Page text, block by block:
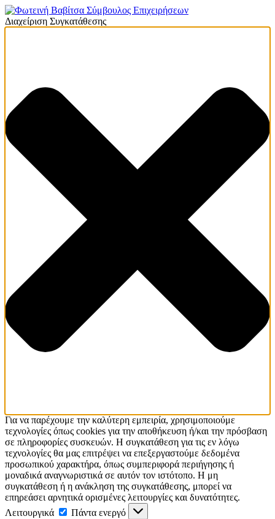
Διαχείριση Συγκατάθεσης
Για να παρέχουμε την καλύτερη εμπειρία, χρησιμοποιούμε
τεχνολογίες όπως cookies για την αποθήκευση ή/και την πρόσβαση
σε πληροφορίες συσκευών. Η συγκατάθεση για τις εν λόγω
τεχνολογίες θα μας επιτρέψει να επεξεργαστούμε δεδομένα
προσωπικού χαρακτήρα, όπως συμπεριφορά περιήγησης ή
μοναδικά αναγνωριστικά σε αυτόν τον ιστότοπο. Η μη
συγκατάθεση ή η ανάκληση της συγκατάθεσης, μπορεί να
επηρεάσει αρνητικά ορισμένες λειτουργίες και δυνατότητες.
Λειτουργικά
Λειτουργικά
Πάντα ενεργό